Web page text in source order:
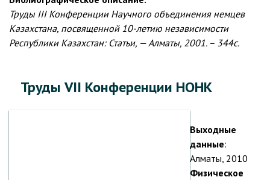
Труды III Конференции Научного объединения немцев
Казахстана, посвященной 10-летию независимости
Республики Казахстан: Статьи, — Алматы, 2001. – 344с.
Труды VII Конференции НОНК
Выходные
данные:
Алматы, 2010
Физическое